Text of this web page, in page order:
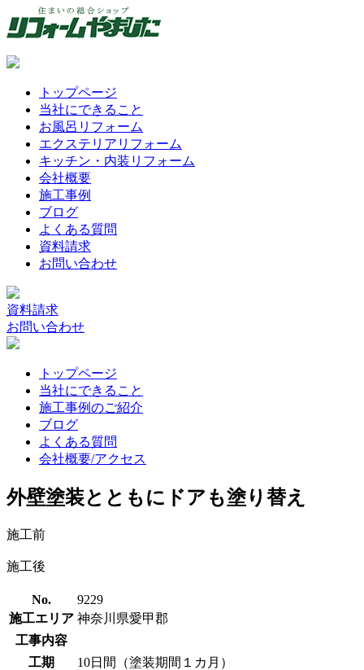
トップページ
当社にできること
お風呂リフォーム
エクステリアリフォーム
キッチン・内装リフォーム
会社概要
施工事例
ブログ
よくある質問
資料請求
お問い合わせ
資料請求
お問い合わせ
トップページ
当社にできること
施工事例のご紹介
ブログ
よくある質問
会社概要/アクセス
外壁塗装とともにドアも塗り替え
施工前
施工後
No.
9229
施工エリア 神奈川県愛甲郡
工事内容
工期
10日間（塗装期間１カ月）